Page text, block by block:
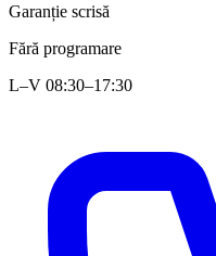
Garanție scrisă
Fără programare
L–V 08:30–17:30